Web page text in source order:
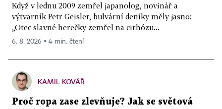
Když v lednu 2009 zemřel japanolog, novinář a
výtvarník Petr Geisler, bulvární deníky měly jasno:
„Otec slavné herečky zemřel na cirhózu...
6. 8. 2026 ▪ 4 min. čtení
KAMIL KOVÁŘ
Proč ropa zase zlevňuje? Jak se světová